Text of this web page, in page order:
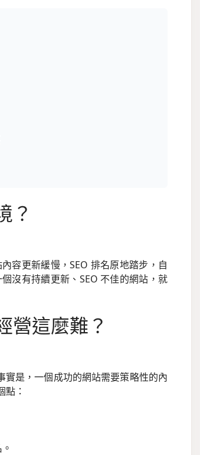
？
容更新緩慢，SEO 排名原地踏步，自
沒有持續更新、SEO 不佳的網站，就
營這麼難？
是，一個成功的網站需要策略性的內
：